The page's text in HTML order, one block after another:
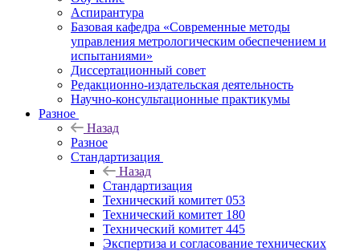
Аспирантура
Базовая кафедра «Современные методы
управления метрологическим обеспечением и
испытаниями»
Диссертационный совет
Редакционно-издательская деятельность
Научно-консультационные практикумы
Разное
Назад
Разное
Стандартизация
Назад
Стандартизация
Технический комитет 053
Технический комитет 180
Технический комитет 445
Экспертиза и согласование технических